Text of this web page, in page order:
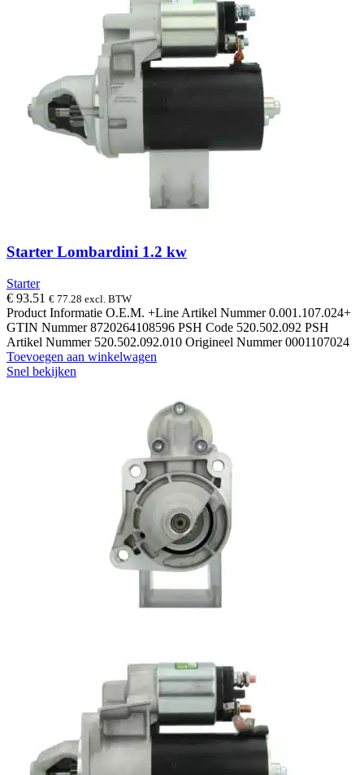
Starter Lombardini 1.2 kw
Starter
€ 93.51 € 77.28 excl. BTW
Product Informatie O.E.M. +Line Artikel Nummer 0.001.107.024+
GTIN Nummer 8720264108596 PSH Code 520.502.092 PSH
Artikel Nummer 520.502.092.010 Origineel Nummer 0001107024
Toevoegen aan winkelwagen
Snel bekijken